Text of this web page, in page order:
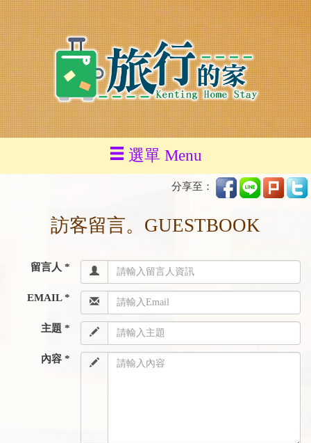
選單 Menu
分享至：
訪客留言。GUESTBOOK
留言人 *
EMAIL *
主題 *
內容 *